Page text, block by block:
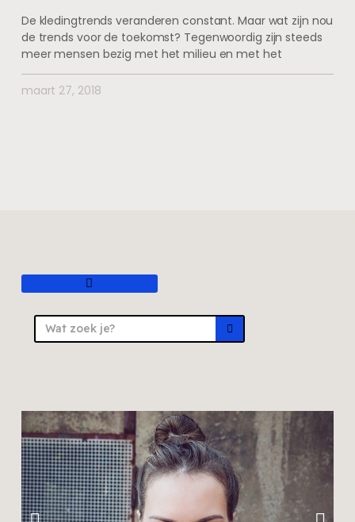
De kledingtrends veranderen constant. Maar wat zijn nou
de trends voor de toekomst? Tegenwoordig zijn steeds
meer mensen bezig met het milieu en met het
maart 27, 2018